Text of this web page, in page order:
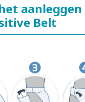
aanleggen
Belt